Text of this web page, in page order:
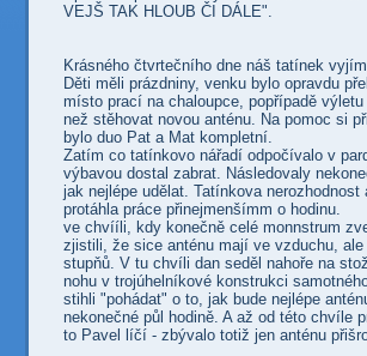
VEJŠ TAK HLOUB ČI DÁLE".
Krásného čtvrtečního dne náš tatínek
Děti měli prázdniny, venku bylo opravdu
místo prací na chaloupce, popřípadě
než stěhovat novou anténu. Na pomoc si
bylo duo Pat a Mat kompletní.
Zatím co tatínkovo nářadí odpočívalo v
výbavou dostal zabrat. Následovaly
jak nejlépe udělat. Tatínkova
protáhla práce přinejmenšímm o hodinu.
ve chvííli, kdy konečně celé monnstrum
zjistili, že sice anténu mají ve vzduchu,
stupňů. V tu chvíli dan seděl nahoře na
nohu v trojúhelníkové konstrukci
stihli "pohádat" o to, jak bude nejlépe
nekonečné půl hodině. A až od této chvíle
to Pavel líčí - zbývalo totiž jen anténu